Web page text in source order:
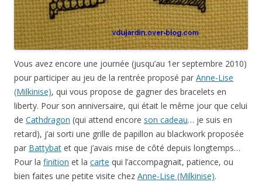
Vous avez encore une journée (jusqu’au 1er septembre 2010)
pour participer au jeu de la rentrée proposé par Anne-Lise
(Milkinise), qui vous propose de gagner des bracelets en
liberty. Pour son anniversaire, qui était le même jour que celui
de Cathdragon (qui attend encore son cadeau… je suis en
retard), j’ai sorti une grille de papillon au blackwork proposée
par Battybat et que j’avais mise de côté depuis longtemps…
Pour la finition et la carte qui l’accompagnait, patience, ou
bien faites une petite visite chez Anne-Lise (Milkinise).